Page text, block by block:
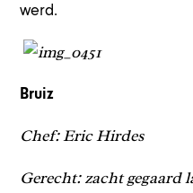
werd.
Bruiz
Chef: Eric Hirdes
Gerecht: zacht gegaard